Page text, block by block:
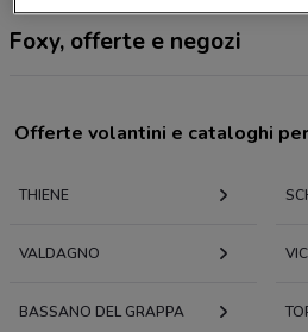
Foxy, offerte e negozi
Offerte volantini e cataloghi
THIENE
VALDAGNO
BASSANO DEL GRAPPA